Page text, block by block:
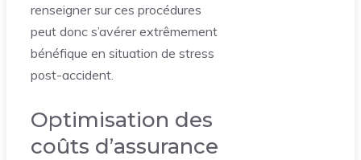
renseigner sur ces procédures
peut donc s’avérer extrêmement
bénéfique en situation de stress
post-accident.
Optimisation des
coûts d’assurance